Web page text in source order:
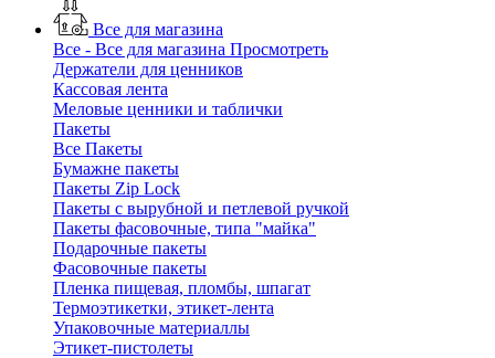
Все для магазина
Все - Все для магазина Просмотреть
Держатели для ценников
Кассовая лента
Меловые ценники и таблички
Пакеты
Все Пакеты
Бумажне пакеты
Пакеты Zip Lock
Пакеты с вырубной и петлевой ручкой
Пакеты фасовочные, типа "майка"
Подарочные пакеты
Фасовочные пакеты
Пленка пищевая, пломбы, шпагат
Термоэтикетки, этикет-лента
Упаковочные материаллы
Этикет-пистолеты